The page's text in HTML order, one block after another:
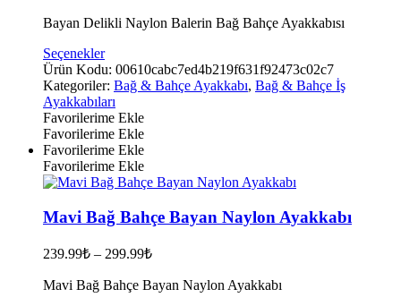
Bayan Delikli Naylon Balerin Bağ Bahçe Ayakkabısı
SeçeneklerBu
ürünün
birden
fazla
varyasyonu
var.
Seçenekler
ürün
sayfasından
Ürün Kodu: 00610cabc7ed4b219f631f92473c02c7
Kategoriler: Bağ & Bahçe Ayakkabı, Bağ & Bahçe İş
Ayakkabıları
Favorilerime Ekle
Favorilerime Ekle
Favorilerime Ekle
Favorilerime Ekle
Mavi Bağ Bahçe Bayan Naylon Ayakkabı
239.99₺ – 299.99₺
Mavi Bağ Bahçe Bayan Naylon Ayakkabı